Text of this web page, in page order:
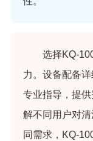
选择KQ-
力。设备配备
专业指导，提
解不同用户对
同需求，KQ-